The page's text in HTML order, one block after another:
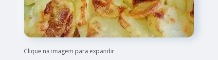
Clique na imagem para expandir